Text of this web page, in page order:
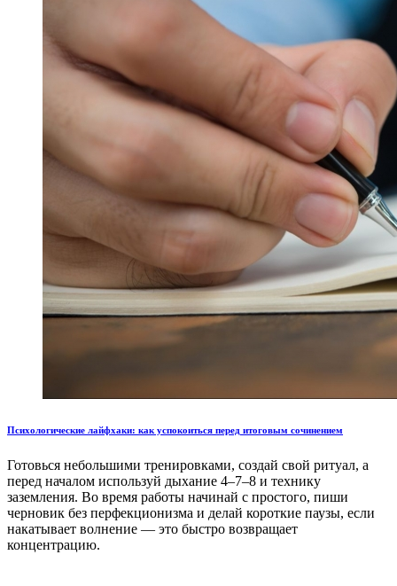
Психологические лайфхаки: как успокоиться перед итоговым сочинением
Готовься небольшими тренировками, создай свой ритуал, а
перед началом используй дыхание 4–7–8 и технику
заземления. Во время работы начинай с простого, пиши
черновик без перфекционизма и делай короткие паузы, если
накатывает волнение — это быстро возвращает
концентрацию.